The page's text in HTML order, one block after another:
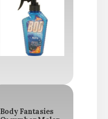
Body Fantasies